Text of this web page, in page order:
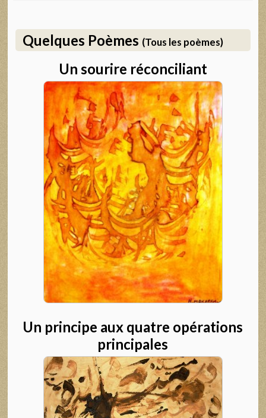
Quelques Poèmes (Tous les poèmes)
Un sourire réconciliant
Un principe aux quatre opérations
principales